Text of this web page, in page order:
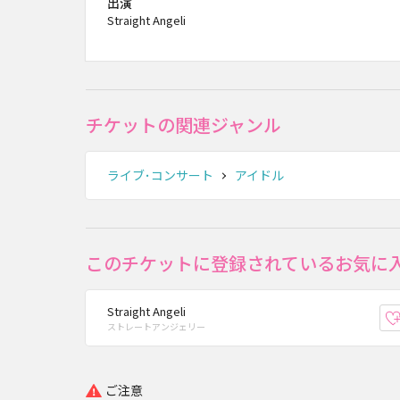
Straight Angeli
チケットの関連ジャンル
ライブ･コンサート アイドル
このチケットに登録されているお気に
Straight Angeli
ストレートアンジェリー
ご注意